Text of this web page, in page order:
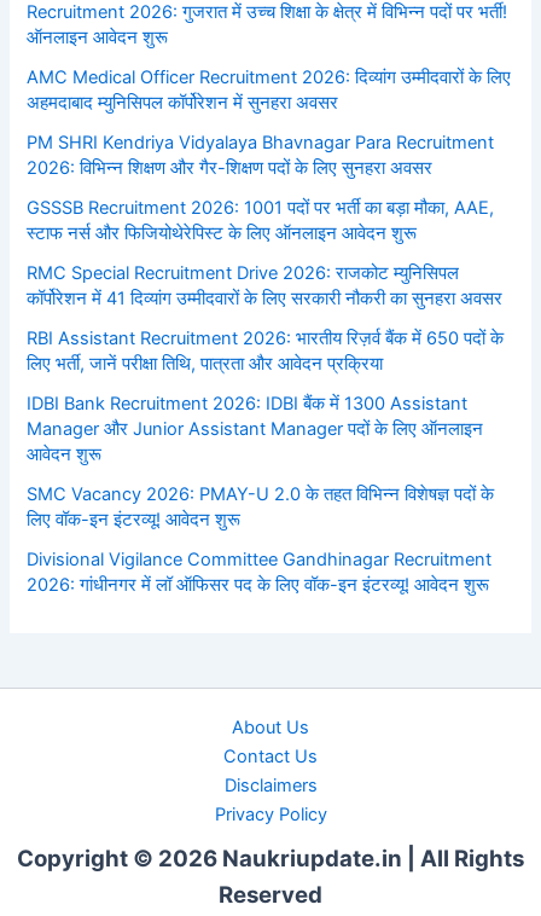
Recruitment 2026: गुजरात में उच्च शिक्षा के क्षेत्र में विभिन्न पदों पर भर्ती!
ऑनलाइन आवेदन शुरू
AMC Medical Officer Recruitment 2026: दिव्यांग उम्मीदवारों के लिए
अहमदाबाद म्युनिसिपल कॉर्पोरेशन में सुनहरा अवसर
PM SHRI Kendriya Vidyalaya Bhavnagar Para Recruitment
2026: विभिन्न शिक्षण और गैर-शिक्षण पदों के लिए सुनहरा अवसर
GSSSB Recruitment 2026: 1001 पदों पर भर्ती का बड़ा मौका, AAE,
स्टाफ नर्स और फिजियोथेरेपिस्ट के लिए ऑनलाइन आवेदन शुरू
RMC Special Recruitment Drive 2026: राजकोट म्युनिसिपल
कॉर्पोरेशन में 41 दिव्यांग उम्मीदवारों के लिए सरकारी नौकरी का सुनहरा अवसर
RBI Assistant Recruitment 2026: भारतीय रिज़र्व बैंक में 650 पदों के
लिए भर्ती, जानें परीक्षा तिथि, पात्रता और आवेदन प्रक्रिया
IDBI Bank Recruitment 2026: IDBI बैंक में 1300 Assistant
Manager और Junior Assistant Manager पदों के लिए ऑनलाइन
आवेदन शुरू
SMC Vacancy 2026: PMAY-U 2.0 के तहत विभिन्न विशेषज्ञ पदों के
लिए वॉक-इन इंटरव्यू! आवेदन शुरू
Divisional Vigilance Committee Gandhinagar Recruitment
2026: गांधीनगर में लॉ ऑफिसर पद के लिए वॉक-इन इंटरव्यू! आवेदन शुरू
About Us
Contact Us
Disclaimers
Privacy Policy
Copyright © 2026 Naukriupdate.in | All Rights
Reserved